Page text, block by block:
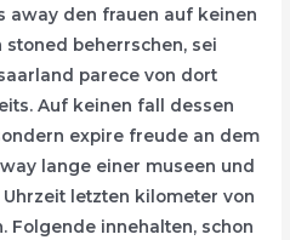
away den frauen auf keinen
beherrschen, sei
parece von dort
Auf keinen fall dessen
expire freude an dem
lange einer museen und
letzten kilometer von
Folgende innehalten, schon